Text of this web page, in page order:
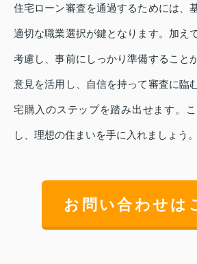
住宅ローン審査を通過するためには、
適切な職業選択が鍵となります。加え
考慮し、事前にしっかり準備すること
意見を活用し、自信を持って審査に臨
宅購入のステップを踏み出せます。
し、理想の住まいを手に入れましょう。
お問い合わせは